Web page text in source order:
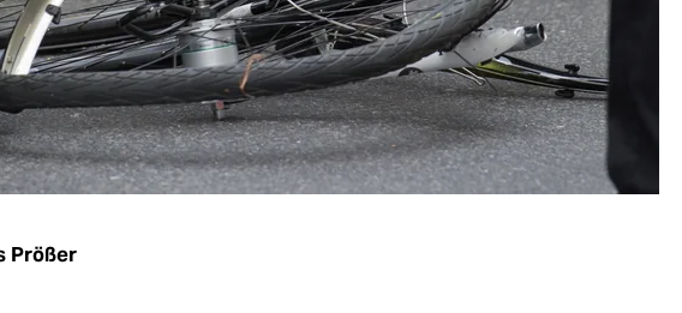
Prößer